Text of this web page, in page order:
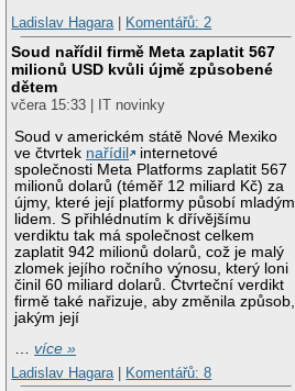
Ladislav Hagara| Komentářů: 2
Soud nařídil firmě Meta zaplatit 567
milionů USD kvůli újmě způsobené
dětem
včera 15:33 | IT novinky
Soud v americkém státě Nové Mexiko
ve čtvrtek nařídil
internetové
společnosti Meta Platforms zaplatit 567
milionů dolarů (téměř 12 miliard Kč) za
újmy, které její platformy působí mladým
lidem. S přihlédnutím k dřívějšímu
verdiktu tak má společnost celkem
zaplatit 942 milionů dolarů, což je malý
zlomek jejího ročního výnosu, který loni
činil 60 miliard dolarů. Čtvrteční verdikt
firmě také nařizuje, aby změnila způsob,
jakým její
…více »
Ladislav Hagara
Komentářů: 8